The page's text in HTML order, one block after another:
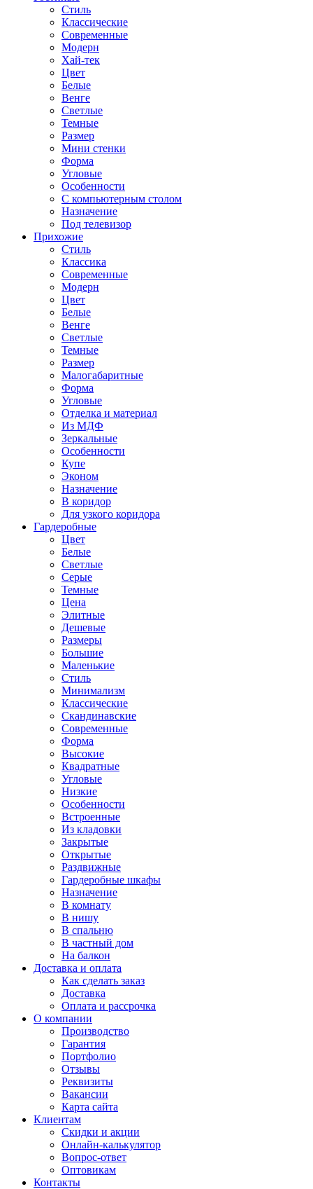
Стиль
Классические
Современные
Модерн
Хай-тек
Цвет
Белые
Венге
Светлые
Темные
Размер
Мини стенки
Форма
Угловые
Особенности
С компьютерным столом
Назначение
Под телевизор
Прихожие
Стиль
Классика
Современные
Модерн
Цвет
Белые
Венге
Светлые
Темные
Размер
Малогабаритные
Форма
Угловые
Отделка и материал
Из МДФ
Зеркальные
Особенности
Купе
Эконом
Назначение
В коридор
Для узкого коридора
Гардеробные
Цвет
Белые
Светлые
Серые
Темные
Цена
Элитные
Дешевые
Размеры
Большие
Маленькие
Стиль
Минимализм
Классические
Скандинавские
Современные
Форма
Высокие
Квадратные
Угловые
Низкие
Особенности
Встроенные
Из кладовки
Закрытые
Открытые
Раздвижные
Гардеробные шкафы
Назначение
В комнату
В нишу
В спальню
В частный дом
На балкон
Доставка и оплата
Как сделать заказ
Доставка
Оплата и рассрочка
О компании
Производство
Гарантия
Портфолио
Отзывы
Реквизиты
Вакансии
Карта сайта
Клиентам
Скидки и акции
Онлайн-калькулятор
Вопрос-ответ
Оптовикам
Контакты